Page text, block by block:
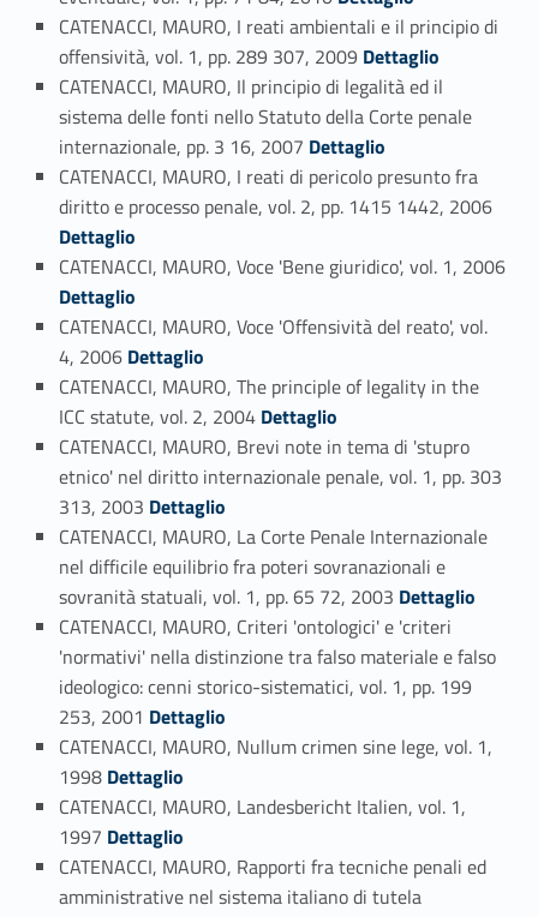
CATENACCI, MAURO, I reati ambientali e il principio di
offensività, vol. 1, pp. 289 307, 2009 Link identifier #identifier_person_147912-67
Dettaglio
CATENACCI, MAURO, Il principio di legalità ed il
sistema delle fonti nello Statuto della Corte penale
internazionale, pp. 3 16, 2007 Link identifier #identifier_person_154608-68
Dettaglio
CATENACCI, MAURO, I reati di pericolo presunto fra
diritto e processo penale, vol. 2, pp. 1415 1442, 2006
Dettaglio
CATENACCI, MAURO, Voce 'Bene giuridico', vol. 1, 2006
Link identifier #identifier_person_191338-70
Dettaglio
CATENACCI, MAURO, Voce 'Offensività del reato', vol.
4, 2006 Link identifier #identifier_person_80968-71
Dettaglio
CATENACCI, MAURO, The principle of legality in the
ICC statute, vol. 2, 2004 Link identifier #identifier_person_4671-72
Dettaglio
CATENACCI, MAURO, Brevi note in tema di 'stupro
etnico' nel diritto internazionale penale, vol. 1, pp. 303
313, 2003 Link identifier #identifier_person_131339-73
Dettaglio
CATENACCI, MAURO, La Corte Penale Internazionale
nel difficile equilibrio fra poteri sovranazionali e
sovranità statuali, vol. 1, pp. 65 72, 2003 Link identifier #identifier_person_155530-74
Dettaglio
CATENACCI, MAURO, Criteri 'ontologici' e 'criteri
'normativi' nella distinzione tra falso materiale e falso
ideologico: cenni storico-sistematici, vol. 1, pp. 199
253, 2001 Link identifier #identifier_person_16323-75
Dettaglio
CATENACCI, MAURO, Nullum crimen sine lege, vol. 1,
1998 Link identifier #identifier_person_18817-76
Dettaglio
CATENACCI, MAURO, Landesbericht Italien, vol. 1,
1997 Link identifier #identifier_person_76214-77
Dettaglio
CATENACCI, MAURO, Rapporti fra tecniche penali ed
amministrative nel sistema italiano di tutela